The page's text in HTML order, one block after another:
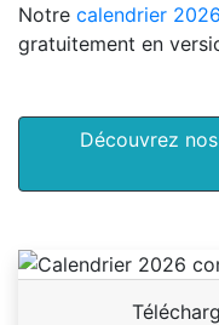
Notre calendrier
gratuitement en
Découvrez